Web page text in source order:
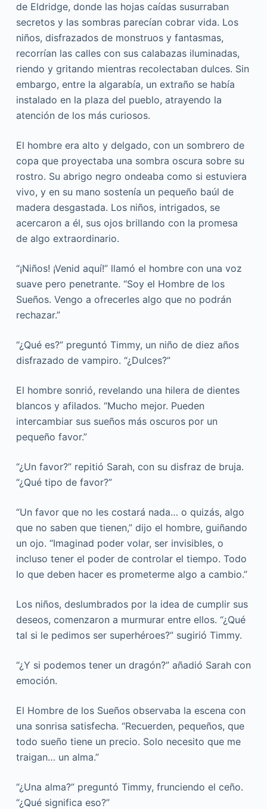
de Eldridge, donde las hojas caídas susurraban
secretos y las sombras parecían cobrar vida. Los
niños, disfrazados de monstruos y fantasmas,
recorrían las calles con sus calabazas iluminadas,
riendo y gritando mientras recolectaban dulces. Sin
embargo, entre la algarabía, un extraño se había
instalado en la plaza del pueblo, atrayendo la
atención de los más curiosos.
El hombre era alto y delgado, con un sombrero de
copa que proyectaba una sombra oscura sobre su
rostro. Su abrigo negro ondeaba como si estuviera
vivo, y en su mano sostenía un pequeño baúl de
madera desgastada. Los niños, intrigados, se
acercaron a él, sus ojos brillando con la promesa
de algo extraordinario.
“¡Niños! ¡Venid aquí!” llamó el hombre con una voz
suave pero penetrante. “Soy el Hombre de los
Sueños. Vengo a ofrecerles algo que no podrán
rechazar.”
“¿Qué es?” preguntó Timmy, un niño de diez años
disfrazado de vampiro. “¿Dulces?”
El hombre sonrió, revelando una hilera de dientes
blancos y afilados. “Mucho mejor. Pueden
intercambiar sus sueños más oscuros por un
pequeño favor.”
“¿Un favor?” repitió Sarah, con su disfraz de bruja.
“¿Qué tipo de favor?”
“Un favor que no les costará nada… o quizás, algo
que no saben que tienen,” dijo el hombre, guiñando
un ojo. “Imaginad poder volar, ser invisibles, o
incluso tener el poder de controlar el tiempo. Todo
lo que deben hacer es prometerme algo a cambio.”
Los niños, deslumbrados por la idea de cumplir sus
deseos, comenzaron a murmurar entre ellos. “¿Qué
tal si le pedimos ser superhéroes?” sugirió Timmy.
“¿Y si podemos tener un dragón?” añadió Sarah con
emoción.
El Hombre de los Sueños observaba la escena con
una sonrisa satisfecha. “Recuerden, pequeños, que
todo sueño tiene un precio. Solo necesito que me
traigan… un alma.”
“¿Una alma?” preguntó Timmy, frunciendo el ceño.
“¿Qué significa eso?”